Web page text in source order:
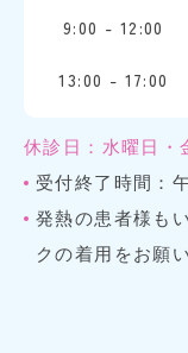
9:00 - 12:00
13:00 - 17:00
休診日：水曜日・
受付終了時間：
発熱の患者様も
クの着用をお願